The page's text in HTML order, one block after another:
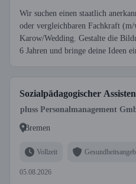
Wir suchen einen staatlich
oder vergleichbaren Fachkraft
Karow/Wedding. Gestalte die
6 Jahren und bringe deine Ideen
Sozialpädagogischer
pluss Personalmanagement
Bremen
Vollzeit
05.08.2026